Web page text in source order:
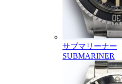
サブマリーナー
SUBMARINER